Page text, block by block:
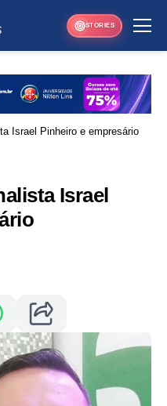
STORIES
Israel Pinheiro e empresário
Israel